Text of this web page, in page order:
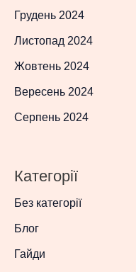
Грудень 2024
Листопад 2024
Жовтень 2024
Вересень 2024
Серпень 2024
Категорії
Без категорії
Блог
Гайди